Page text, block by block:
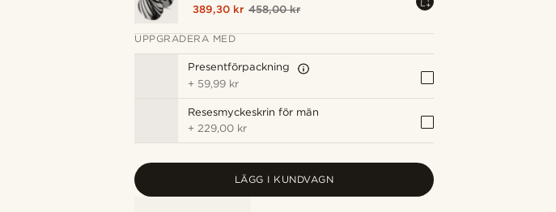
389,30 kr 458,00 kr
UPPGRADERA MED
Presentförpackning
+ 59,99 kr
Resesmyckeskrin för män
+ 229,00 kr
LÄGG I KUNDVAGN